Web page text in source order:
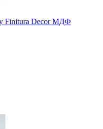
Finitura Decor МДФ